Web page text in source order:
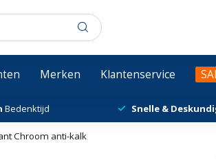
Merken Klantenservice
Bedenktijd Snelle &
Chroom anti-kalk